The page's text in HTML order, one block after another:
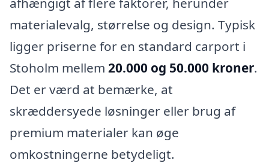
materialevalg, størrelse og design. Typisk
ligger priserne for en standard carport i
Stoholm mellem 20.000 og 50.000 kroner.
Det er værd at bemærke, at
skræddersyede løsninger eller brug af
premium materialer kan øge
omkostningerne betydeligt.